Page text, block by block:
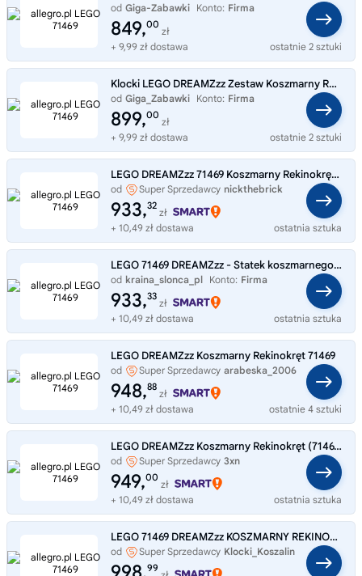
od Giga-Zabawki Konto: Firma
849,00
zł
+ 9,99 zł dostawa
ostatnie 2 sztuki
Klocki LEGO DREAMZzz Zestaw Koszmarny Rekinokręt 2 w 1 71469
od Giga_Zabawki Konto: Firma
899,00
zł
+ 9,99 zł dostawa
ostatnie 2 sztuki
LEGO DREAMZzz 71469 Koszmarny Rekinokręt Zestaw Klocki Statek Piracki
od Super Sprzedawcy nickthebrick
933,32
zł
+ 10,49 zł dostawa
ostatnia sztuka
LEGO 71469 DREAMZzz - Statek koszmarnego rekina
od kraina_slonca_pl Konto: Firma
933,33
zł
+ 10,49 zł dostawa
ostatnia sztuka
LEGO DREAMZzz Koszmarny Rekinokręt 71469
od Super Sprzedawcy arabeska_2006
948,88
zł
+ 10,49 zł dostawa
ostatnie 4 sztuki
LEGO DREAMZzz Koszmarny Rekinokręt (71469)
od Super Sprzedawcy 3xn
949,00
zł
+ 10,49 zł dostawa
ostatnia sztuka
LEGO 71469 DREAMZzz KOSZMARNY REKINOKRĘT
od Super Sprzedawcy Klocki_Koszalin
99